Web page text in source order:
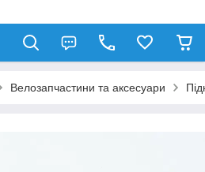
Велозапчастини та аксесуари